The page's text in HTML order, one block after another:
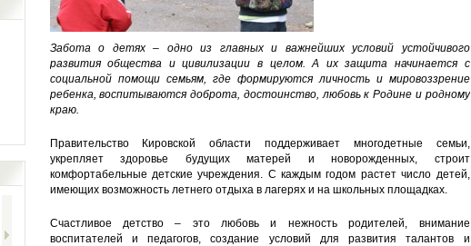
Забота о детях – одно из главных и важнейших условий устойчивого
развития общества и цивилизации в целом. А их защита начинается с
социальной помощи семьям, где формируются личность и мировоззрение
ребенка, воспитываются доброта, достоинство, любовь к Родине и родному
краю.
Правительство Кировской области поддерживает многодетные семьи,
укрепляет здоровье будущих матерей и новорожденных, строит
комфортабельные детские учреждения. С каждым годом растет число детей,
имеющих возможность летнего отдыха в лагерях и на школьных площадках.
Счастливое детство – это любовь и нежность родителей, внимание
воспитателей и педагогов, создание условий для развития талантов и